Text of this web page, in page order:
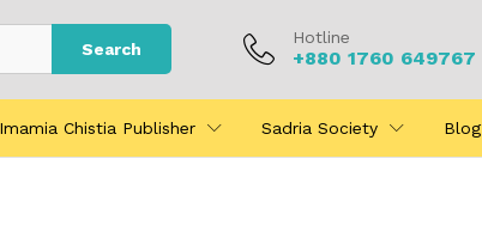
Search
Hotline
+880 1760 649767
Imamia Chistia Publisher Sadria Society Blog